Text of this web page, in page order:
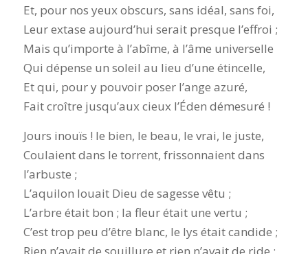
Et, pour nos yeux obscurs, sans idéal, sans foi,
Leur extase aujourd’hui serait presque l’effroi ;
Mais qu’importe à l’abîme, à l’âme universelle
Qui dépense un soleil au lieu d’une étincelle,
Et qui, pour y pouvoir poser l’ange azuré,
Fait croître jusqu’aux cieux l’Éden démesuré !
Jours inouïs ! le bien, le beau, le vrai, le juste,
Coulaient dans le torrent, frissonnaient dans
l’arbuste ;
L’aquilon louait Dieu de sagesse vêtu ;
L’arbre était bon ; la fleur était une vertu ;
C’est trop peu d’être blanc, le lys était candide ;
Rien n’avait de souillure et rien n’avait de ride ;